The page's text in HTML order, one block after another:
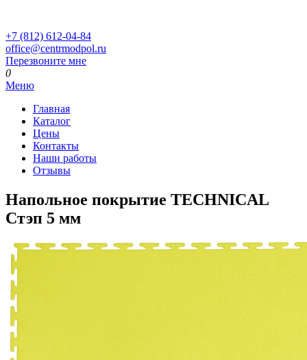
+7 (812) 612-04-84
office@centrmodpol.ru
Перезвоните мне
0
Меню
Главная
Каталог
Цены
Контакты
Наши работы
Отзывы
Напольное покрытие TECHNICAL
Стэп 5 мм